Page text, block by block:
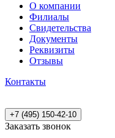
О компании
Филиалы
Свидетельства
Документы
Реквизиты
Отзывы
Контакты
+7 (495) 150-42-10
Заказать звонок